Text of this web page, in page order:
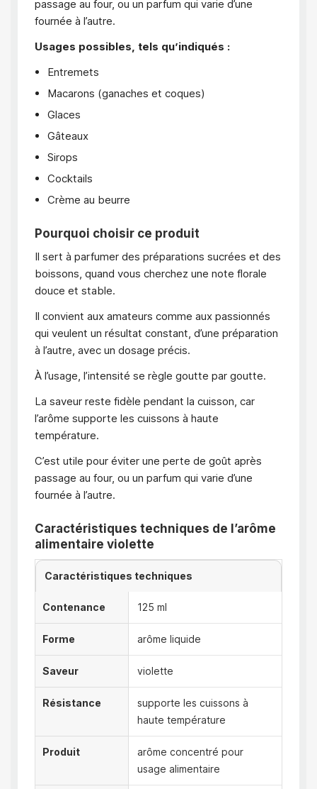
passage au four, ou un parfum qui varie d’une
fournée à l’autre.
Usages possibles, tels qu’indiqués :
Entremets
Macarons (ganaches et coques)
Glaces
Gâteaux
Sirops
Cocktails
Crème au beurre
Pourquoi choisir ce produit
Il sert à parfumer des préparations sucrées et des
boissons, quand vous cherchez une note florale
douce et stable.
Il convient aux amateurs comme aux passionnés
qui veulent un résultat constant, d’une préparation
à l’autre, avec un dosage précis.
À l’usage, l’intensité se règle goutte par goutte.
La saveur reste fidèle pendant la cuisson, car
l’arôme supporte les cuissons à haute
température.
C’est utile pour éviter une perte de goût après
passage au four, ou un parfum qui varie d’une
fournée à l’autre.
Caractéristiques techniques de l’arôme
alimentaire violette
Caractéristiques techniques
Contenance 125 ml
Forme arôme liquide
Saveur violette
Résistance
supporte les cuissons à
haute température
Produit
arôme concentré pour
usage alimentaire